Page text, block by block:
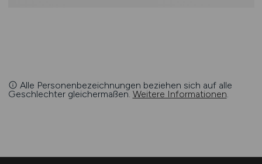
Alle Personenbezeichnungen beziehen sich auf alle
Geschlechter gleichermaßen. Weitere Informationen.